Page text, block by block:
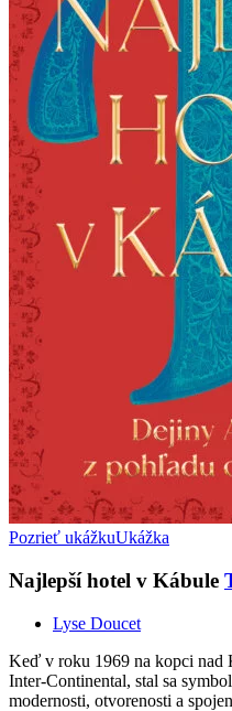
Pozrieť ukážkuUkážka
Najlepší hotel v Kábule
Lyse Doucet
Keď v roku 1969 na kopci nad
Inter-Continental, stal sa
modernosti, otvorenosti a